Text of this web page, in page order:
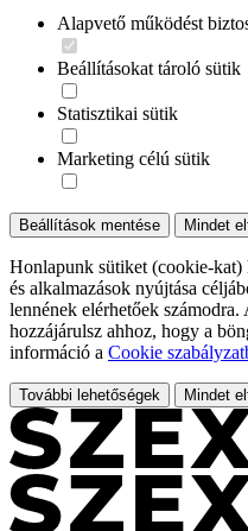
Alapvető működést
Beállításokat tároló sütik
Statisztikai sütik
Marketing célú sütik
Beállítások mentése Mindet
Honlapunk sütiket (cookie-kat)
és alkalmazások nyújtása
lennének elérhetőek
hozzájárulsz ahhoz, hogy a
információ a Cookie
További lehetőségek Mindet